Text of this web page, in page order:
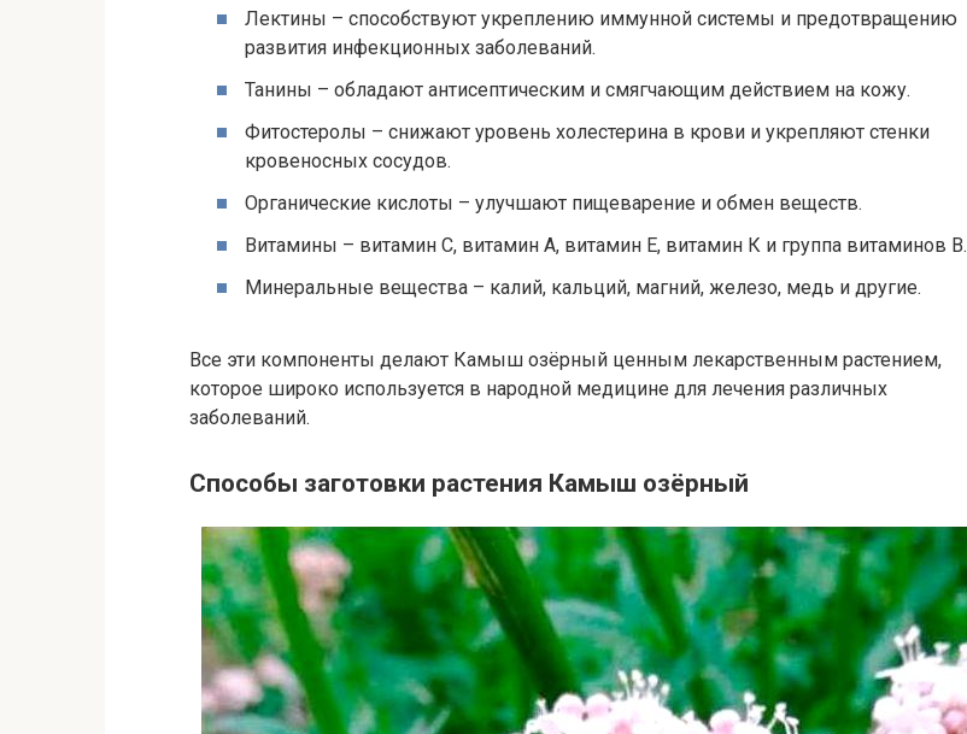
Лектины – способствуют укреплению иммунной системы и предотвращению
развития инфекционных заболеваний.
Танины – обладают антисептическим и смягчающим действием на кожу.
Фитостеролы – снижают уровень холестерина в крови и укрепляют стенки
кровеносных сосудов.
Органические кислоты – улучшают пищеварение и обмен веществ.
Витамины – витамин С, витамин А, витамин Е, витамин К и группа витаминов B.
Минеральные вещества – калий, кальций, магний, железо, медь и другие.
Все эти компоненты делают Камыш озёрный ценным лекарственным растением,
которое широко используется в народной медицине для лечения различных
заболеваний.
Способы заготовки растения Камыш озёрный